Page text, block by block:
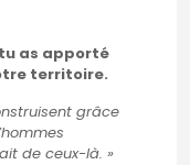
as apporté
territoire.
grâce
de ceux-là. »